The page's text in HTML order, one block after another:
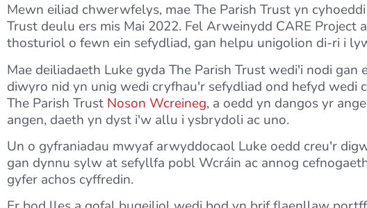
Mewn eiliad chwerwfelys, mae The Parish Trust yn
Trust deulu ers mis Mai 2022. Fel Arweinydd CARE
thosturiol o fewn ein sefydliad, gan helpu unigolion di-ri i
Mae deiliadaeth Luke gyda The Parish Trust wedi'i nodi
diwyro nid yn unig wedi cryfhau'r sefydliad ond hefyd
The Parish Trust Noson Wcreineg, a oedd yn dangos yr
angen, daeth yn dyst i'w allu i ysbrydoli ac uno.
Un o gyfraniadau mwyaf arwyddocaol Luke oedd creu'r
gan dynnu sylw at sefyllfa pobl Wcráin ac annog
gyfer achos cyffredin.